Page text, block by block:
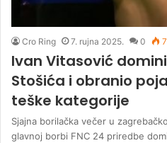
Cro Ring 7. rujna 2025. 0
Ivan Vitasović
Stošića i obranio
teške kategorije
Sjajna borilačka večer u
glavnoj borbi FNC 24 priredbe